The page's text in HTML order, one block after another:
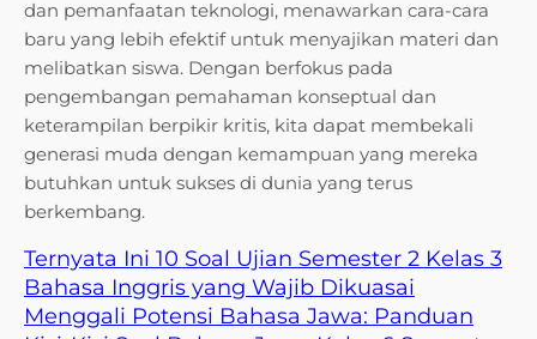
dan pemanfaatan teknologi, menawarkan cara-cara
baru yang lebih efektif untuk menyajikan materi dan
melibatkan siswa. Dengan berfokus pada
pengembangan pemahaman konseptual dan
keterampilan berpikir kritis, kita dapat membekali
generasi muda dengan kemampuan yang mereka
butuhkan untuk sukses di dunia yang terus
berkembang.
Ternyata Ini 10 Soal Ujian Semester 2 Kelas 3
Bahasa Inggris yang Wajib Dikuasai
Menggali Potensi Bahasa Jawa: Panduan